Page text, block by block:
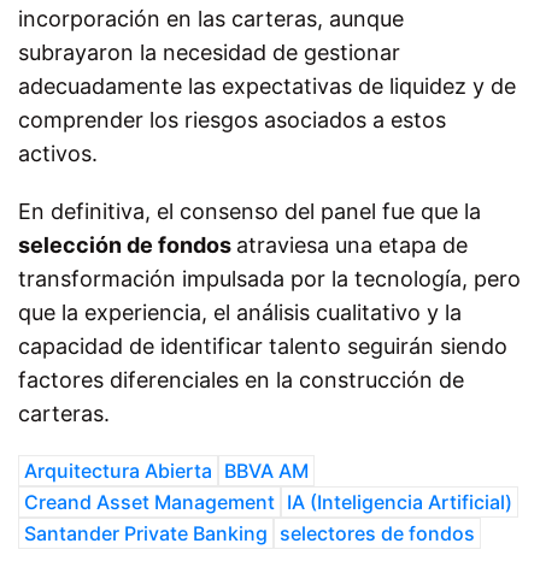
incorporación en las carteras, aunque
subrayaron la necesidad de gestionar
adecuadamente las expectativas de liquidez y de
comprender los riesgos asociados a estos
activos.
En definitiva, el consenso del panel fue que la
selección de fondos atraviesa una etapa de
transformación impulsada por la tecnología, pero
que la experiencia, el análisis cualitativo y la
capacidad de identificar talento seguirán siendo
factores diferenciales en la construcción de
carteras.
Arquitectura Abierta BBVA AM
Creand Asset Management IA (Inteligencia Artificial)
Santander Private Banking selectores de fondos